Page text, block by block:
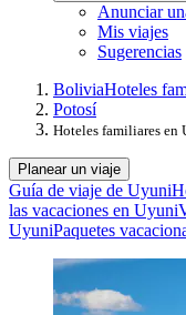
Anunciar
Mis viajes
Sugerencias
BoliviaHoteles
Potosí
Hoteles familiares en
Planear un viaje
Guía de viaje de Uyuni
las vacaciones en Uyuni
UyuniPaquetes